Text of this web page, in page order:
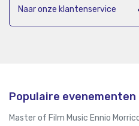
Naar onze klantenservice
Populaire evenementen
Master of Film Music Ennio